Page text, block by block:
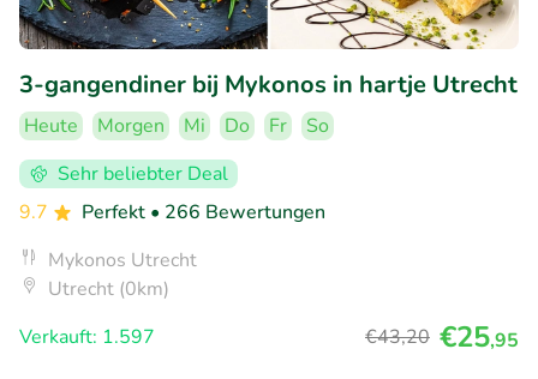
3-gangendiner bij Mykonos in hartje Utrecht
Heute Morgen Mi Do Fr
So
Sehr beliebter Deal
9.7
Perfekt • 266 Bewertungen
Mykonos Utrecht
Utrecht (0km)
Verkauft: 1.597
€43,20 €25,95